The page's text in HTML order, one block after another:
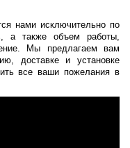
нами исключительно по
а также объем работы,
Мы предлагаем вам
доставке и установке
все ваши пожелания в